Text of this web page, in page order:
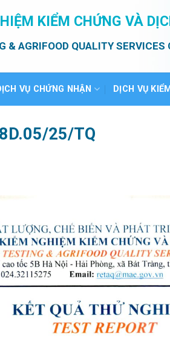
KIỂM CHỨNG VÀ
& AGRIFOOD QUALITY SERVICES
VỤ CHỨNG NHẬN DỊCH VỤ
25/TQ